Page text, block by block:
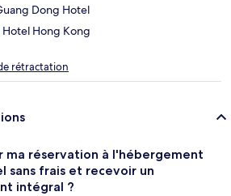
Dong Hotel
Hong Kong
rétractation
ma réservation à l'hébergement
sans frais et recevoir un
intégral ?